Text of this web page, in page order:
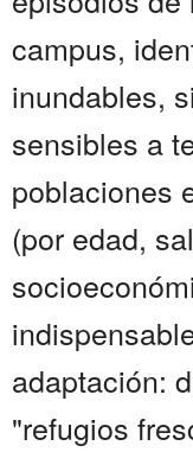
campus,
inundables,
sensibles a
poblaciones
(por edad,
adaptación:
"refugios